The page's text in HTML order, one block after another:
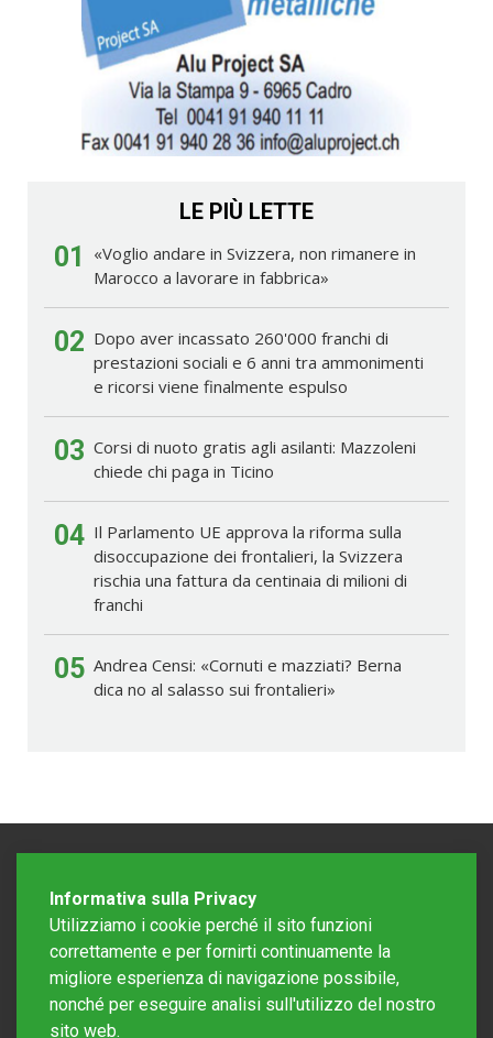
LE PIÙ LETTE
01
«Voglio andare in Svizzera, non rimanere in
Marocco a lavorare in fabbrica»
02 Dopo aver incassato 260'000 franchi di
prestazioni sociali e 6 anni tra ammonimenti
e ricorsi viene finalmente espulso
03 Corsi di nuoto gratis agli asilanti: Mazzoleni
chiede chi paga in Ticino
04 Il Parlamento UE approva la riforma sulla
disoccupazione dei frontalieri, la Svizzera
rischia una fattura da centinaia di milioni di
franchi
05 Andrea Censi: «Cornuti e mazziati? Berna
dica no al salasso sui frontalieri»
Informativa sulla Privacy
Utilizziamo i cookie perché il sito funzioni
correttamente e per fornirti continuamente la
migliore esperienza di navigazione possibile,
nonché per eseguire analisi sull'utilizzo del nostro
sito web.